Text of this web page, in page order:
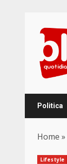
content
Politica
Home »
Lifestyle